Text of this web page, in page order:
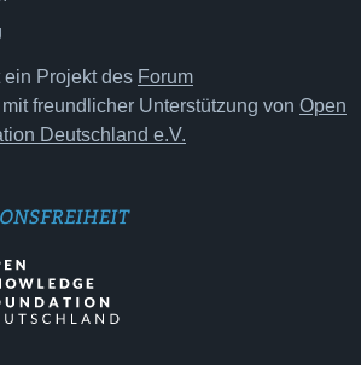
ein Projekt des Forum
freundlicher Unterstützung von Open
Deutschland e.V.